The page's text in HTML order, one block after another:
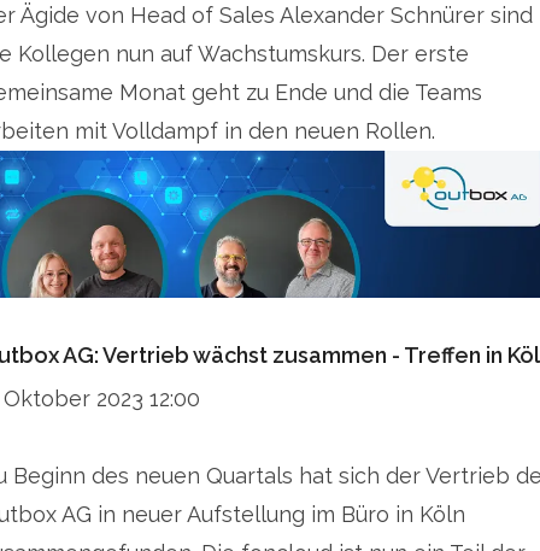
Ägide von Head of Sales Alexander Schnürer sind
Kollegen nun auf Wachstumskurs. Der erste
Monat geht zu Ende und die Teams
mit Volldampf in den neuen Rollen.
AG: Vertrieb wächst zusammen - Treffen in
Oktober 2023 12:00
Beginn des neuen Quartals hat sich der Vertrieb
AG in neuer Aufstellung im Büro in Köln